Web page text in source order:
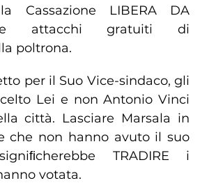
Cassazione LIBERA DA
e attacchi gratuiti di
poltrona.
per il Suo Vice-sindaco, gli
Lei e non Antonio Vinci
città. Lasciare Marsala in
che non hanno avuto il suo
TRADIRE i
votata.